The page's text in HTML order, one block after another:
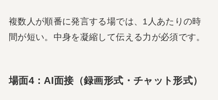
複数人が順番に発言する場では、1人あたりの時
間が短い。中身を凝縮して伝える力が必須です。
場面4：AI面接（録画形式・チャット形式）